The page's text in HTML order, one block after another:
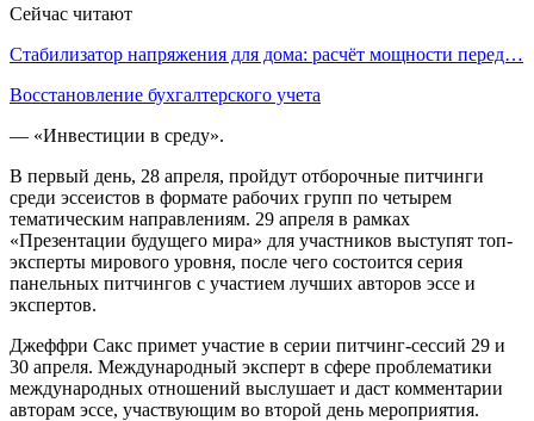
Сейчас читают
Стабилизатор напряжения для дома: расчёт мощности перед…
Восстановление бухгалтерского учета
— «Инвестиции в среду».
В первый день, 28 апреля, пройдут отборочные питчинги
среди эссеистов в формате рабочих групп по четырем
тематическим направлениям. 29 апреля в рамках
«Презентации будущего мира» для участников выступят топ-
эксперты мирового уровня, после чего состоится серия
панельных питчингов с участием лучших авторов эссе и
экспертов.
Джеффри Сакс примет участие в серии питчинг-сессий 29 и
30 апреля. Международный эксперт в сфере проблематики
международных отношений выслушает и даст комментарии
авторам эссе, участвующим во второй день мероприятия.